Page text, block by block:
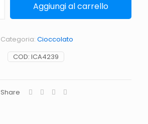
Aggiungi al carrello
COD: ICA4239
Categoria: Cioccolato
Share